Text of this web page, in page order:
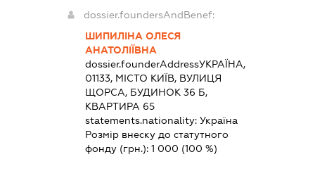
dossier.foundersAndBenef:
ШИПИЛІНА ОЛЕСЯ
АНАТОЛІЇВНА
dossier.founderAddressУКРАЇНА,
01133, МІСТО КИЇВ, ВУЛИЦЯ
ЩОРСА, БУДИНОК 36 Б,
КВАРТИРА 65
statements.nationality:Україна
Розмір внеску до статутного
фонду (грн.):1 000 (100 %)